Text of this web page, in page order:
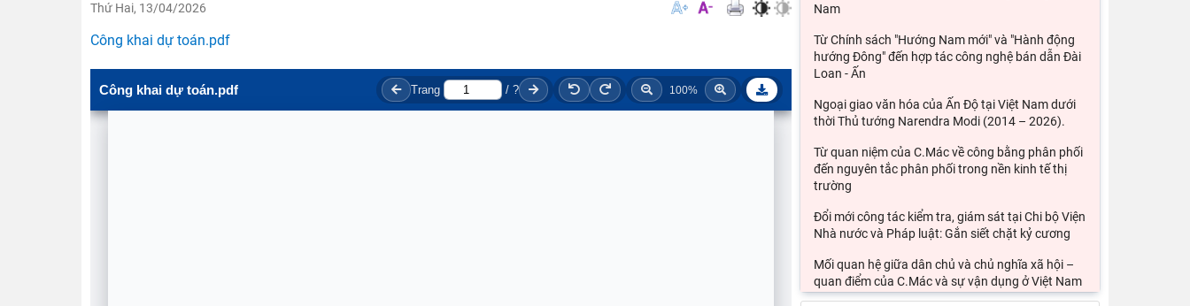
Thứ Hai, 13/04/2026
Công khai dự toán.pdf
Nam
Từ Chính sách "Hướng Nam mới" và "Hành động
hướng Đông" đến hợp tác công nghệ bán dẫn Đài
Loan - Ấn
Ngoại giao văn hóa của Ấn Độ tại Việt Nam dưới
thời Thủ tướng Narendra Modi (2014 – 2026).
Từ quan niệm của C.Mác về công bằng phân phối
đến nguyên tắc phân phối trong nền kinh tế thị
trường
Đổi mới công tác kiểm tra, giám sát tại Chi bộ Viện
Nhà nước và Pháp luật: Gắn siết chặt kỷ cương
Mối quan hệ giữa dân chủ và chủ nghĩa xã hội –
quan điểm của C.Mác và sự vận dụng ở Việt Nam
thời